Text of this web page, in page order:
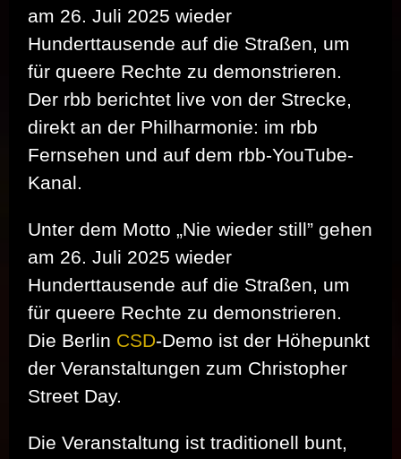
am 26. Juli 2025 wieder
Hunderttausende auf die Straßen, um
für queere Rechte zu demonstrieren.
Der rbb berichtet live von der Strecke,
direkt an der Philharmonie: im rbb
Fernsehen und auf dem rbb-YouTube-
Kanal.
Unter dem Motto „Nie wieder still” gehen
am 26. Juli 2025 wieder
Hunderttausende auf die Straßen, um
für queere Rechte zu demonstrieren.
Die Berlin CSD-Demo ist der Höhepunkt
der Veranstaltungen zum Christopher
Street Day.
Die Veranstaltung ist traditionell bunt,